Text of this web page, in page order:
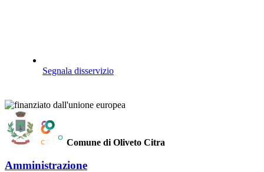
Segnala disservizio
Comune di Oliveto Citra
Amministrazione